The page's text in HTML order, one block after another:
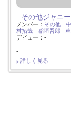
その他ジャニ
メンバー： その他
村拓哉
稲垣吾郎
デビュー：-
-
詳しく見る